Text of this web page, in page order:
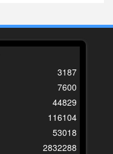
3187
7600
44829
116104
53018
2832288